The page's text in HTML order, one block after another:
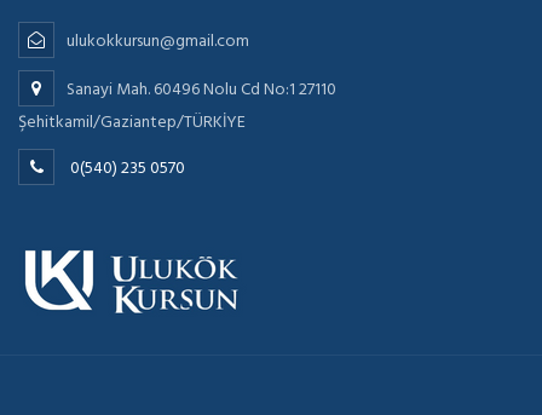
ulukokkursun@gmail.com
Sanayi Mah. 60496 Nolu Cd No:1 27110
Şehitkamil/Gaziantep/TÜRKİYE
0(540) 235 0570